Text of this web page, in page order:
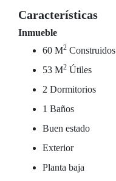
Características
Inmueble
60 M2 Construidos
53 M2 Útiles
2 Dormitorios
1 Baños
Buen estado
Exterior
Planta baja